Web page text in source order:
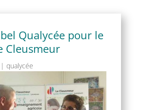
Qualycée pour le
Cleusmeur
| qualycée